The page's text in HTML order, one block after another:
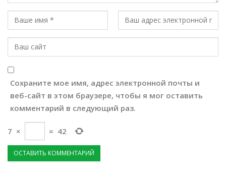
Сохраните мое имя, адрес электронной почты и
веб-сайт в этом браузере, чтобы я мог оставить
комментарий в следующий раз.
7 × = 42